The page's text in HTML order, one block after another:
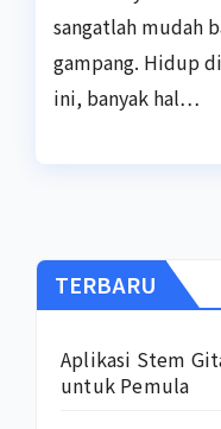
sangatlah mudah
gampang. Hidup
ini, banyak hal…
TERBARU
Aplikasi Stem
untuk Pemula